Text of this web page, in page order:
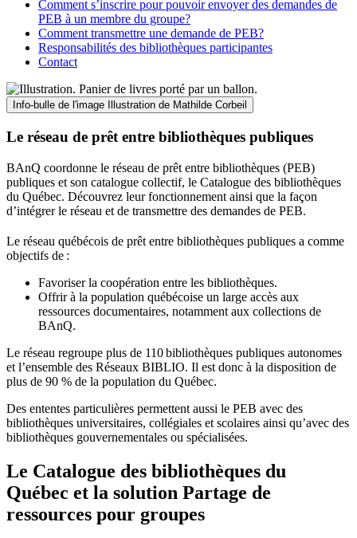
Comment s’inscrire pour pouvoir envoyer des demandes de
PEB à un membre du groupe?
Comment transmettre une demande de PEB?
Responsabilités des bibliothèques participantes
Contact
Info-bulle de l'image Illustration de Mathilde Corbeil
Le réseau de prêt entre bibliothèques publiques
BAnQ coordonne le réseau de prêt entre bibliothèques (PEB)
publiques et son catalogue collectif, le Catalogue des bibliothèques
du Québec. Découvrez leur fonctionnement ainsi que la façon
d’intégrer le réseau et de transmettre des demandes de PEB.
Le réseau québécois de prêt entre bibliothèques publiques a comme
objectifs de :
Favoriser la coopération entre les bibliothèques.
Offrir à la population québécoise un large accès aux
ressources documentaires, notamment aux collections de
BAnQ.
Le réseau regroupe plus de 110bibliothèques publiques autonomes
et l’ensemble des Réseaux BIBLIO. Il est donc à la disposition de
plus de 90 % de la population du Québec.
Des ententes particulières permettent aussi le PEB avec des
bibliothèques universitaires, collégiales et scolaires ainsi qu’avec des
bibliothèques gouvernementales ou spécialisées.
Le Catalogue des bibliothèques du
Québec et la solution Partage de
ressources pour groupes